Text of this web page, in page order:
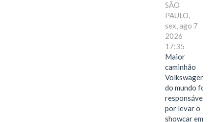
SÃO
PAULO,
sex, ago 7
2026
17:35
Maior
caminhão
Volkswagen
do mundo foi
responsável
por levar o
showcar em